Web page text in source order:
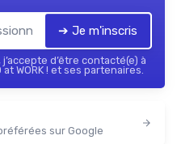
➔ Je m'inscris
d’être contacté(e) à
WORK ! et ses partenaires.
sur Google